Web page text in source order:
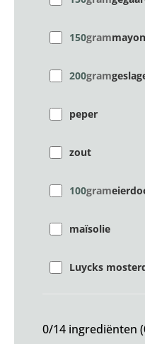
150gram
200gram
peper
zout
100gram
maïsolie
Luycks
0/14 ingrediënten